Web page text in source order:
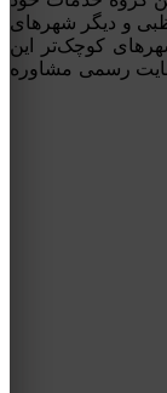
و دیگر شهرهای
کوچک‌تر این
رسمی مشاوره